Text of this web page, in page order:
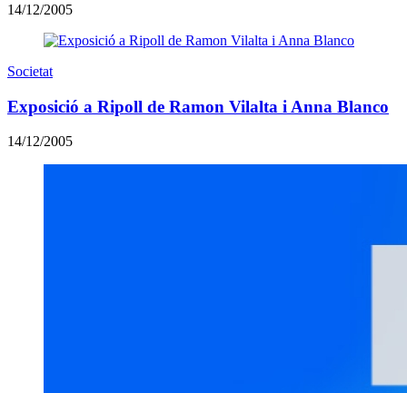
14/12/2005
Societat
Exposició a Ripoll de Ramon Vilalta i Anna Blanco
14/12/2005